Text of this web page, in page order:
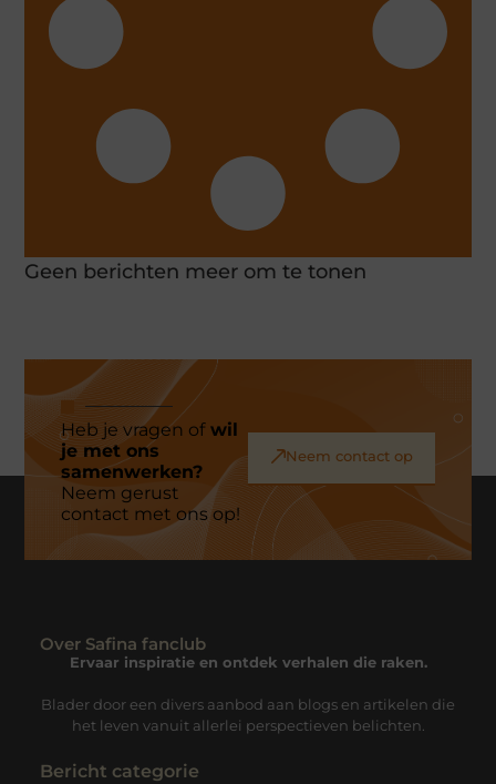
Geen berichten meer om te tonen
Heb je vragen ofwil
je met ons
samenwerken?
Neem gerust
contact met ons op!
Neem contact op
Over Safina fanclub
Ervaar inspiratie en ontdek verhalen die raken.
Blader door een divers aanbod aan blogs en artikelen die
het leven vanuit allerlei perspectieven belichten.
Bericht categorie